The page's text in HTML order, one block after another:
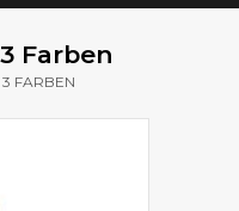
Farben
FARBEN